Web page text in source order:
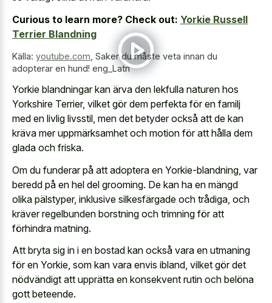
Curious to learn more? Check out: Yorkie Russell
Terrier Blandning
Källa: youtube.com Saker du måste veta innan du
adopterar en hund! eng_Latn
Yorkie blandningar kan ärva den lekfulla naturen hos
Yorkshire Terrier, vilket gör dem perfekta för en familj
med en livlig livsstil, men det betyder också att de kan
kräva mer uppmärksamhet och motion för att hålla dem
glada och friska.
Om du funderar på att adoptera en Yorkie-blandning, var
beredd på en hel del grooming. De kan ha en mängd
olika pälstyper, inklusive silkesfärgade och trådiga, och
kräver regelbunden borstning och trimning för att
förhindra matning.
Att bryta sig in i en bostad kan också vara en utmaning
för en Yorkie, som kan vara envis ibland, vilket gör det
nödvändigt att upprätta en konsekvent rutin och belöna
gott beteende.